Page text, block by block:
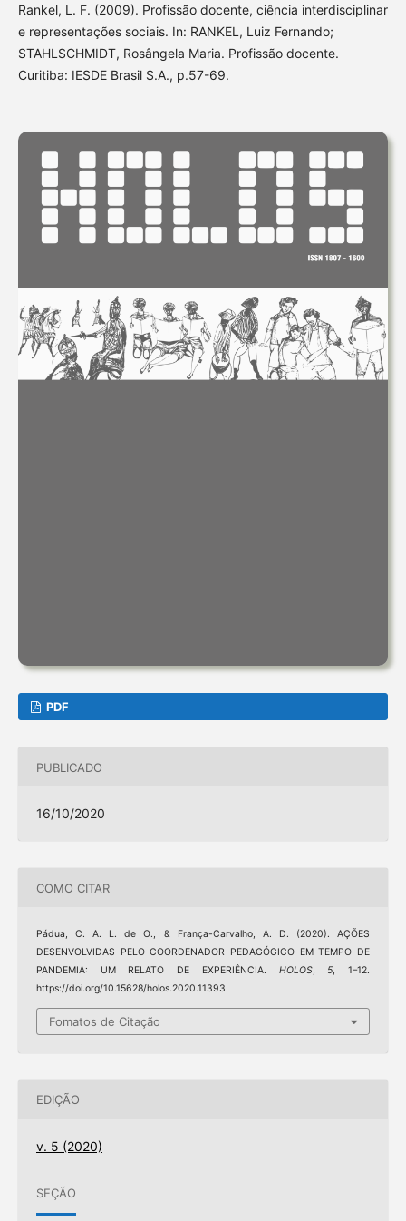
Rankel, L. F. (2009). Profissão docente, ciência interdisciplinar
e representações sociais. In: RANKEL, Luiz Fernando;
STAHLSCHMIDT, Rosângela Maria. Profissão docente.
Curitiba: IESDE Brasil S.A., p.57-69.
PDF
PUBLICADO
16/10/2020
COMO CITAR
Pádua, C. A. L. de O., & França-Carvalho, A. D. (2020). AÇÕES
DESENVOLVIDAS PELO COORDENADOR PEDAGÓGICO EM TEMPO DE
PANDEMIA: UM RELATO DE EXPERIÊNCIA. HOLOS,5, 1–12.
https://doi.org/10.15628/holos.2020.11393
Fomatos de Citação
EDIÇÃO
v. 5 (2020)
SEÇÃO